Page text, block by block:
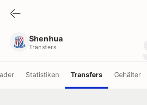
Shenhua
Transfers
Statistiken Transfers Gehälter